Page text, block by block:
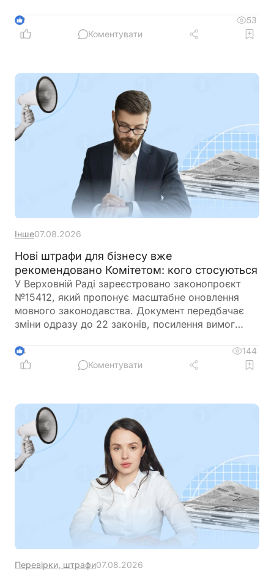
чинність незалежно від строку, на який їх було
надано
2
53
Коментувати
Інше07.08.2026
Нові штрафи для бізнесу вже
рекомендовано Комітетом: кого стосуються
У Верховній Раді зареєстровано законопроєкт
№15412, який пропонує масштабне оновлення
мовного законодавства. Документ передбачає
зміни одразу до 22 законів, посилення вимог
розширення кола осіб, які зобов'язані володіти
державною мовою, а також суттєве підвищення
освіти, культури, бізнесу, громадських
організацій і сфери дитячого відпочинку
4
144
Коментувати
Перевірки, штрафи07.08.2026